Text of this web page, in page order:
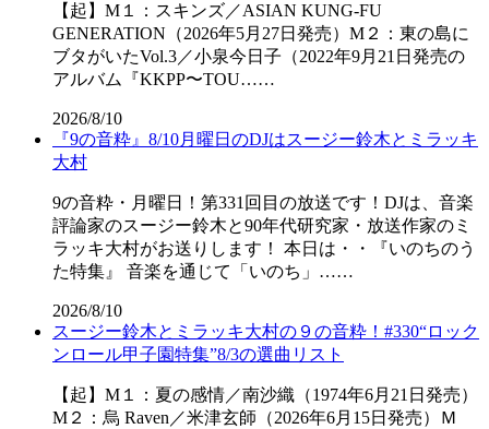
【起】M１：スキンズ／ASIAN KUNG-FU
GENERATION（2026年5月27日発売）M２：東の島に
ブタがいたVol.3／小泉今日子（2022年9月21日発売の
アルバム『KKPP〜TOU……
2026/8/10
『9の音粋』8/10月曜日のDJはスージー鈴木とミラッキ
大村
9の音粋・月曜日！第331回目の放送です！DJは、音楽
評論家のスージー鈴木と90年代研究家・放送作家のミ
ラッキ大村がお送りします！ 本日は・・『いのちのう
た特集』 音楽を通じて「いのち」……
2026/8/10
スージー鈴木とミラッキ大村の９の音粋！#330“ロック
ンロール甲子園特集”8/3の選曲リスト
【起】M１：夏の感情／南沙織（1974年6月21日発売）
M２：烏 Raven／米津玄師（2026年6月15日発売）Ｍ